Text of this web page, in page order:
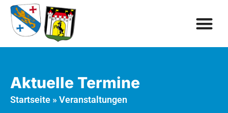
Aktuelle Termine
Startseite » Veranstaltungen